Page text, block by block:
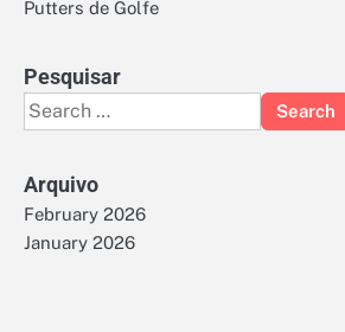
Putters de Golfe
Pesquisar
Search
for:
Arquivo
February 2026
January 2026